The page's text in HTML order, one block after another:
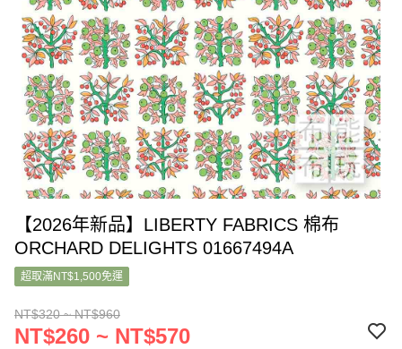
【2026年新品】LIBERTY FABRICS 棉布
ORCHARD DELIGHTS 01667494A
超取滿NT$1,500免運
NT$320 ~ NT$960
NT$260 ~ NT$570